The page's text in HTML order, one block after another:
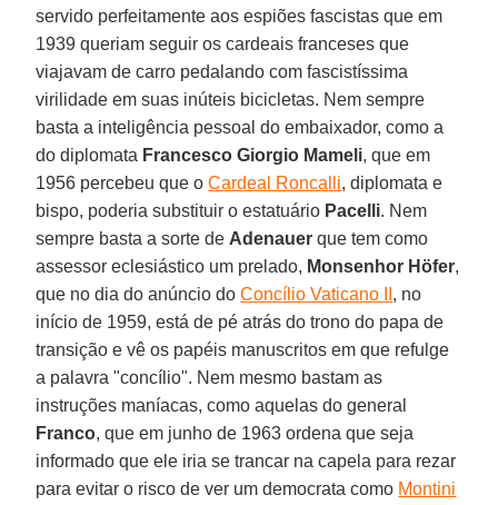
servido perfeitamente aos espiões fascistas que em
1939 queriam seguir os cardeais franceses que
viajavam de carro pedalando com fascistíssima
virilidade em suas inúteis bicicletas. Nem sempre
basta a inteligência pessoal do embaixador, como a
do diplomata Francesco Giorgio Mameli, que em
1956 percebeu que oCardeal Roncalli, diplomata e
bispo, poderia substituir o estatuário Pacelli. Nem
sempre basta a sorte de Adenauer que tem como
assessor eclesiástico um prelado, Monsenhor Höfer,
que no dia do anúncio doConcílio Vaticano II , no
início de 1959, está de pé atrás do trono do papa de
transição e vê os papéis manuscritos em que refulge
a palavra "concílio". Nem mesmo bastam as
instruções maníacas, como aquelas do general
Franco, que em junho de 1963 ordena que seja
informado que ele iria se trancar na capela para rezar
para evitar o risco de ver um democrata como Montini